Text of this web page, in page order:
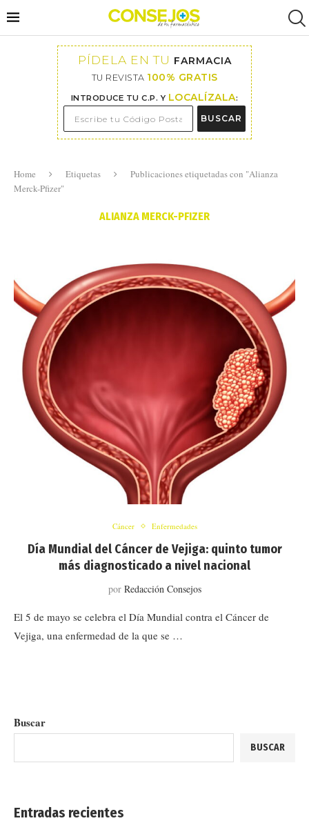
PÍDELA EN TU FARMACIA
TU REVISTA 100% GRATIS
INTRODUCE TU C.P. Y LOCALÍZALA:
BUSCAR
Home Etiquetas
Publicaciones etiquetadas con "Alianza
Merck-Pfizer"
ALIANZA MERCK-PFIZER
Cáncer Enfermedades
Día Mundial del Cáncer de Vejiga: quinto tumor
más diagnosticado a nivel nacional
por Redacción Consejos
El 5 de mayo se celebra el Día Mundial contra el Cáncer de
Vejiga, una enfermedad de la que se …
Buscar
BUSCAR
Entradas recientes